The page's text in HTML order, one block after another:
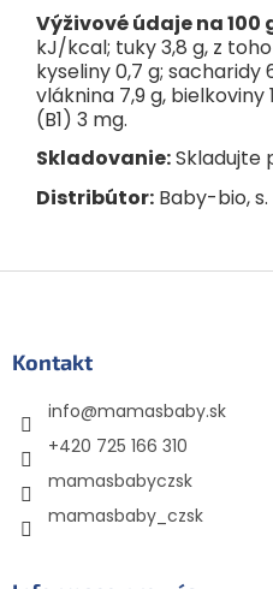
Výživové údaje na 100
kJ/kcal; tuky 3,8 g, z
kyseliny 0,7 g; sacharidy
vláknina 7,9 g, bielkoviny
(B1) 3 mg.
Skladovanie:Skladujte
Distribútor: Baby-bio, s.
Kontakt
info@mamasbaby.sk
+420 725 166 310
mamasbabyczsk
mamasbaby_czsk